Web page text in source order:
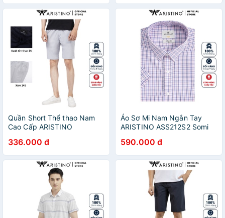
suông tà bằng có túi Sồi
Quần Short Thể thao Nam
Cao Cấp ARISTINO
màu lựa chọn chất vải
polyester cao cấp dáng
suông vừa
336.000 đ
Áo Sơ Mi Nam Ngắn Tay
ARISTINO ASS212S2 Somi
kẻ xanh Vải sợi tre Dáng ôm
tà lượn không túi
590.000 đ